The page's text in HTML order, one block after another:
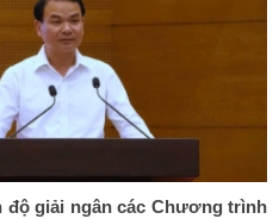
độ giải ngân các Chương trình